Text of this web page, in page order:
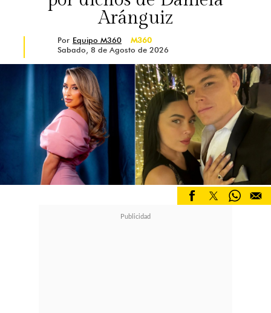
Aránguiz
Por Equipo M360
M360
Sabado, 8 de Agosto de 2026